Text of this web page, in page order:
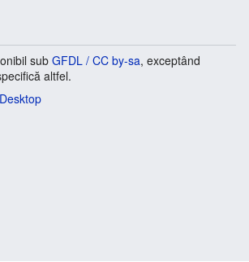
sub GFDL / CC by-sa, exceptând
altfel.
Desktop